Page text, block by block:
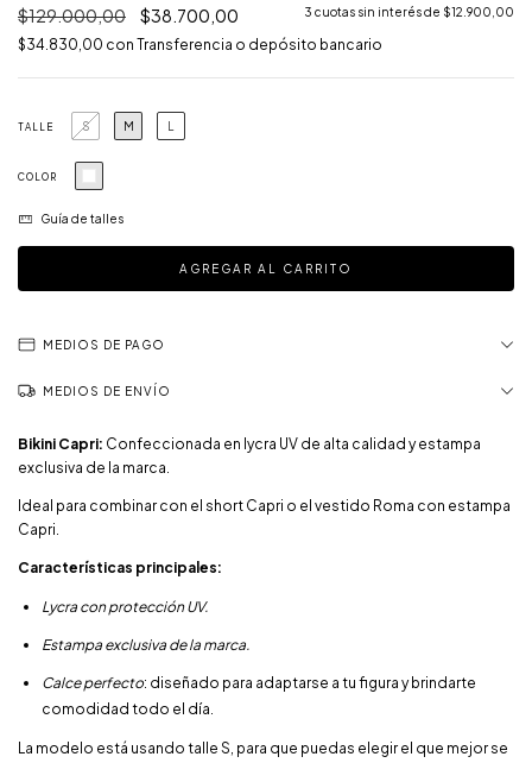
$129.000,00 $38.700,00 3 cuotas sin interés de $12.900,00
$34.830,00 con Transferencia o depósito bancario
TALLE S M L
COLOR
Guía de talles
MEDIOS DE PAGO
MEDIOS DE ENVÍO
Bikini Capri: Confeccionada en lycra UV de alta calidad y estampa
exclusiva de la marca.
Ideal para combinar con el short Capri o el vestido Roma con estampa
Capri.
Características principales:
Lycra con protección UV.
Estampa exclusiva de la marca.
Calce perfecto: diseñado para adaptarse a tu figura y brindarte
comodidad todo el día.
La modelo está usando talle S, para que puedas elegir el que mejor se